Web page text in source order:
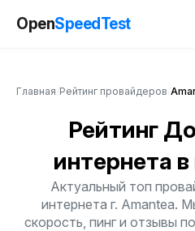
OpenSpeedTest
Главная Рейтинг провайдеров
Рейтинг
интернета
Актуальный топ
интернета г. Amantea.
скорость, пинг и отзывы